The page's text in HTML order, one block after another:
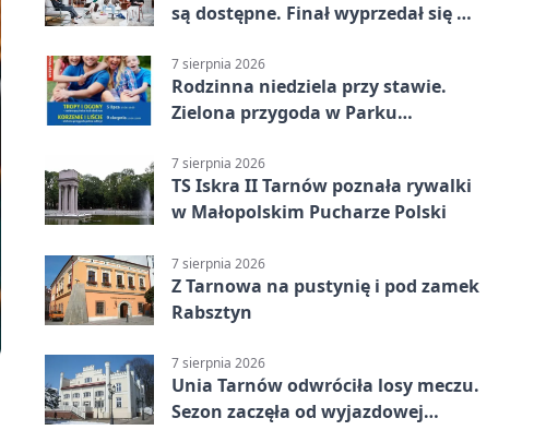
są dostępne. Finał wyprzedał się w
7 sierpnia 2026
Rodzinna niedziela przy stawie.
Zielona przygoda w Parku
7 sierpnia 2026
TS Iskra II Tarnów poznała rywalki
w Małopolskim Pucharze Polski
7 sierpnia 2026
Z Tarnowa na pustynię i pod zamek
Rabsztyn
7 sierpnia 2026
Unia Tarnów odwróciła losy meczu.
Sezon zaczęła od wyjazdowej